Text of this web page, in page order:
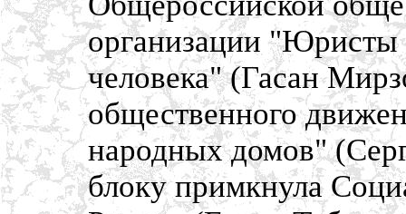
организации "Юристы
человека" (Гасан
общественного
народных домов"
блоку примкнула